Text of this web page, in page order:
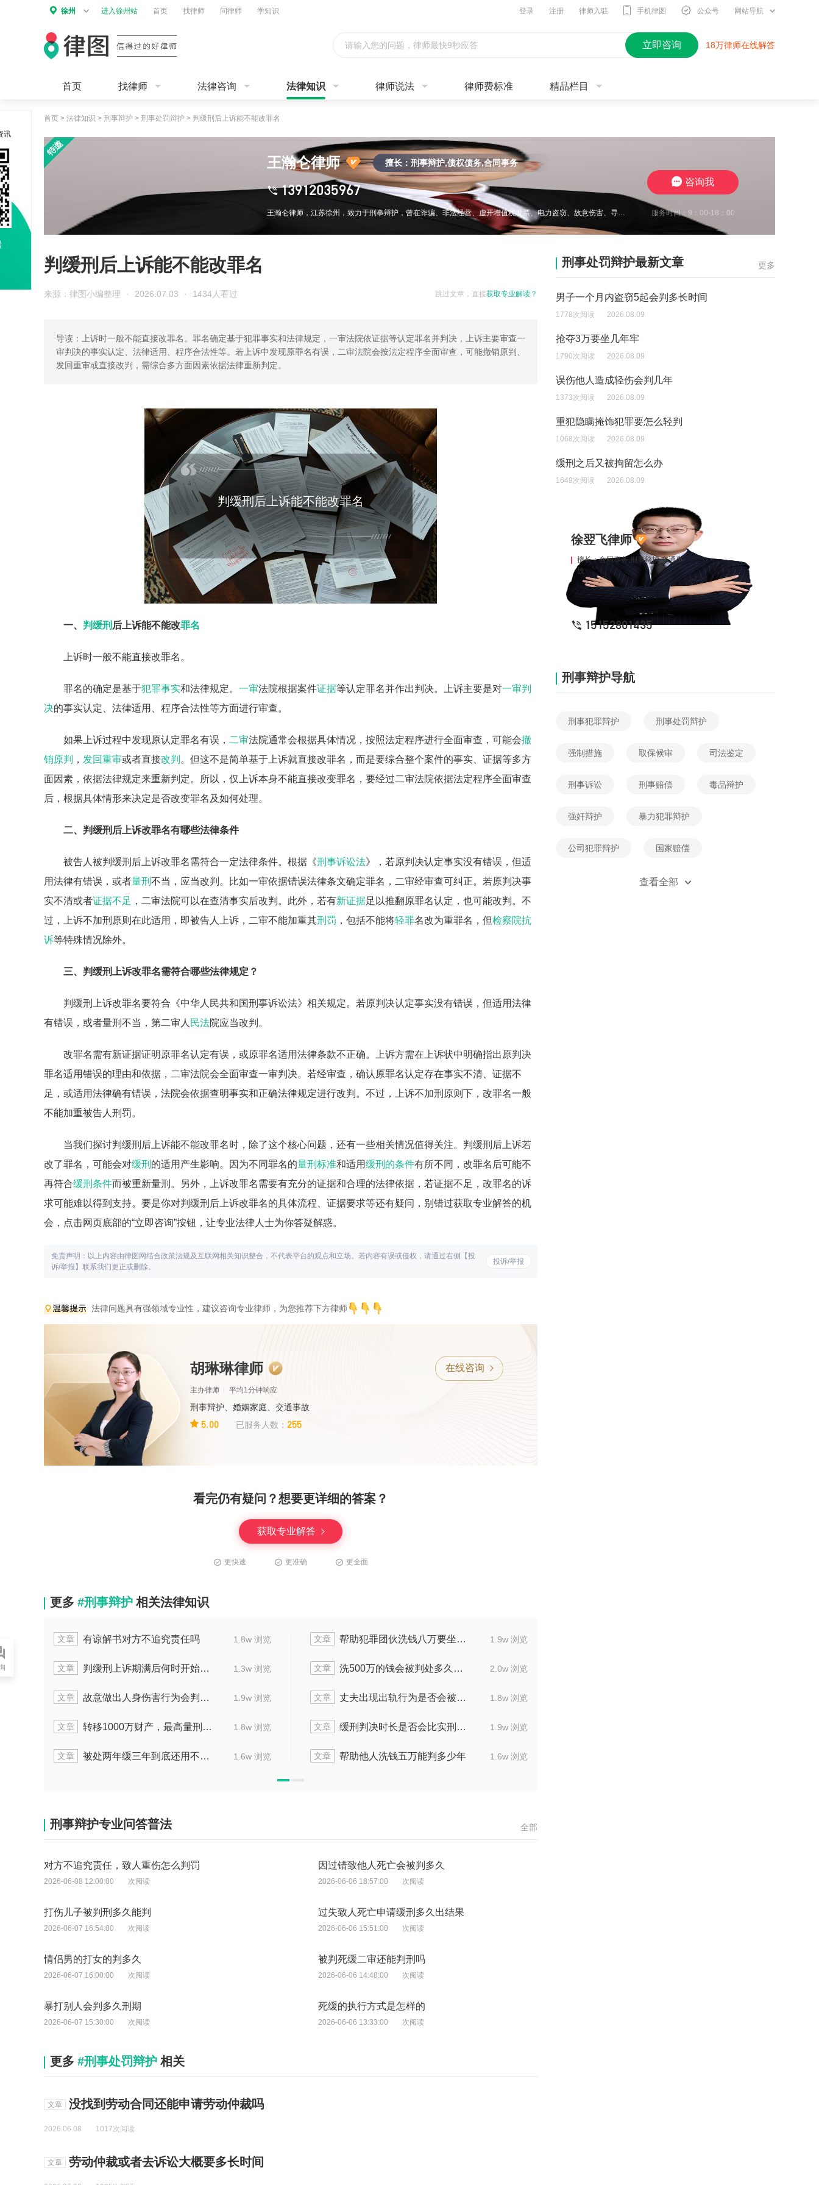
徐州 进入徐州站 首页 找律师 问律师 学知识 登录 注册 律师入驻 手机律图 公众号 网站导航
请输入您的问题，律师最快9秒应答 立即咨询 18万律师在线解答
首页 找律师 法律咨询 法律知识 律师说法 律师费标准 精品栏目
首页 > 法律知识 > 刑事辩护 > 刑事处罚辩护 > 判缓刑后上诉能不能改罪名
王瀚仑律师 擅长：刑事辩护,债权债务,合同事务
13912035967
王瀚仑律师，江苏徐州，致力于刑事辩护，曾在诈骗、非法经营、虚开增值税发票、电力盗窃、故意伤害、寻衅滋事、开设赌场、帮信等多类案件中取得良好辩护效果，有多起缓刑、不起诉成功案例，同时在合同纠纷、债权债务、婚姻家事、抚养权纠纷、执行异议纠纷等方面，具有丰富的办案经验，认真负责，帮助每一位当事人维护合法权益。 服务时间：9：00-18：00
咨询我
判缓刑后上诉能不能改罪名
跳过文章，直接获取专业解读？
来源：律图小编整理 · 2026.07.03 · 1434人看过
导读：上诉时一般不能直接改罪名。罪名确定基于犯罪事实和法律规定，一审法院依证据等认定罪名并判决，上诉主要审查一
审判决的事实认定、法律适用、程序合法性等。若上诉中发现原罪名有误，二审法院会按法定程序全面审查，可能撤销原判、
发回重审或直接改判，需综合多方面因素依据法律重新判定。
判缓刑后上诉能不能改罪名
一、 判缓刑 后上诉能不能改罪名
上诉时一般不能直接改罪名。
罪名的确定是基于犯罪事实和法律规定。 一审法院根据案件证据等认定罪名并作出判决。上诉主要是对一审判
决的事实认定、法律适用、程序合法性等方面进行审查。
如果上诉过程中发现原认定罪名有误， 二审法院通常会根据具体情况，按照法定程序进行全面审查，可能会撤
销原判
， 发回重审或者直接改判 。但这不是简单基于上诉就直接改罪名，而是要综合整个案件的事实、证据等多方
面因素，依据法律规定来重新判定。所以，仅上诉本身不能直接改变罪名，要经过二审法院依据法定程序全面审查
后，根据具体情形来决定是否改变罪名及如何处理。
二、判缓刑后上诉改罪名有哪些法律条件
被告人被判缓刑后上诉改罪名需符合一定法律条件。根据《刑事诉讼法》，若原判决认定事实没有错误，但适
用法律有错误，或者量刑 不当，应当改判。比如一审依据错误法律条文确定罪名，二审经审查可纠正。若原判决事
实不清或者证据不足 ，二审法院可以在查清事实后改判。此外，若有新证据足以推翻原罪名认定，也可能改判。不
过，上诉不加刑原则在此适用，即被告人上诉，二审不能加重其刑罚 ，包括不能将轻罪名改为重罪名，但检察院抗
诉等特殊情况除外。
三、判缓刑上诉改罪名需符合哪些法律规定？
判缓刑上诉改罪名要符合《中华人民共和国刑事诉讼法》相关规定。若原判决认定事实没有错误，但适用法律
有错误，或者量刑不当，第二审人 民法院应当改判。
改罪名需有新证据证明原罪名认定有误，或原罪名适用法律条款不正确。上诉方需在上诉状中明确指出原判决
罪名适用错误的理由和依据，二审法院会全面审查一审判决。若经审查，确认原罪名认定存在事实不清、证据不
足，或适用法律确有错误，法院会依据查明事实和正确法律规定进行改判。不过，上诉不加刑原则下，改罪名一般
不能加重被告人刑罚。
当我们探讨判缓刑后上诉能不能改罪名时，除了这个核心问题，还有一些相关情况值得关注。判缓刑后上诉若
改了罪名，可能会对缓刑 的适用产生影响。因为不同罪名的量刑标准和适用缓刑的条件有所不同，改罪名后可能不
再符合缓刑条件而被重新量刑。另外，上诉改罪名需要有充分的证据和合理的法律依据，若证据不足，改罪名的诉
求可能难以得到支持。要是你对判缓刑后上诉改罪名的具体流程、证据要求等还有疑问，别错过获取专业解答的机
会，点击网页底部的“立即咨询”按钮，让专业法律人士为你答疑解惑。
投诉/举报
免责声明：以上内容由律图网结合政策法规及互联网相关知识整合，不代表平台的观点和立场。若内容有误或侵权，请通过右侧【投
诉/举报】联系我们更正或删除。
法律问题具有强领域专业性，建议咨询专业律师，为您推荐下方律师
胡琳琳律师
主办律师 平均1分钟响应
刑事辩护、婚姻家庭、交通事故
5.00 已服务人数： 255
在线咨询
看完仍有疑问？想要更详细的答案？
获取专业解答
更快速 更准确 更全面
更多 #刑事辩护 相关法律知识
1.5w 浏览
文章 出售假币最高判几年刑 1.6w 浏览
文章 利用未公开信息交易罪一般刑期多久
2.2w 浏览
文章 传播淫秽物品罪怎么可以缓刑 2.0w 浏览
文章 引诱幼女卖淫刑期多长
1.6w 浏览
文章 敲诈勒索罪3000判刑几年 1.4w 浏览
文章 适用缓刑的有期徒刑最高可判多少年
2.0w 浏览
文章 洗钱罪从犯金额2万判多长时间 1.5w 浏览
文章 蓄意致使他人死亡，法院会怎么量刑
1.4w 浏览
文章 法律规定重大刑事案件怎么判 1.9w 浏览
文章 销赃百万坐牢要多久
刑事辩护专业问答普法 全部
对方不追究责任，致人重伤怎么判罚
2026-06-08 12:00:00 次阅读
打伤儿子被判刑多久能判
2026-06-07 16:54:00 次阅读
情侣男的打女的判多久
2026-06-07 16:00:00 次阅读
暴打别人会判多久刑期
2026-06-07 15:30:00 次阅读
因过错致他人死亡会被判多久
2026-06-06 18:57:00 次阅读
过失致人死亡申请缓刑多久出结果
2026-06-06 15:51:00 次阅读
被判死缓二审还能判刑吗
2026-06-06 14:48:00 次阅读
死缓的执行方式是怎样的
2026-06-06 13:33:00 次阅读
更多 #刑事处罚辩护 相关
文章 没找到劳动合同还能申请劳动仲裁吗
2026.06.08 1017次阅读
文章 劳动仲裁或者去诉讼大概要多长时间
更多
刑事处罚辩护最新文章
男子一个月内盗窃5起会判多长时间
1778次阅读 2026.08.09
抢夺3万要坐几年牢
1790次阅读 2026.08.09
误伤他人造成轻伤会判几年
1373次阅读 2026.08.09
重犯隐瞒掩饰犯罪要怎么轻判
1068次阅读 2026.08.09
缓刑之后又被拘留怎么办
1649次阅读 2026.08.09
徐翌飞律师
擅长：合同事务,刑事辩护,交通事
故
15152801435
刑事辩护导航
刑事犯罪辩护 刑事处罚辩护
强制措施 取保候审 司法鉴定
刑事诉讼 刑事赔偿 毒品辩护
强奸辩护 暴力犯罪辩护
公司犯罪辩护 国家赔偿
死刑辩护
查看全部
讯